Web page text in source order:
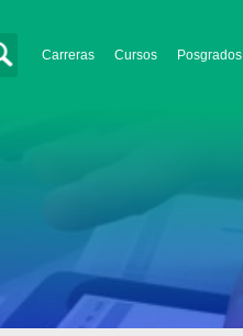
Carreras Cursos Posgrados